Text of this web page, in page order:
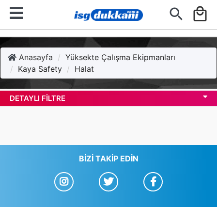
search local_mall
Anasayfa
Yüksekte Çalışma Ekipmanları
Kaya Safety
Halat
DETAYLI FILTRE
BIZI TAKIP EDIN